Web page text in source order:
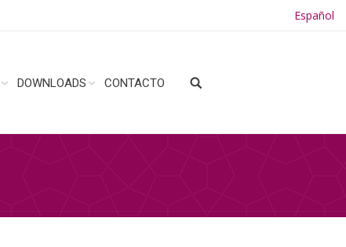
Español
DOWNLOADS CONTACTO